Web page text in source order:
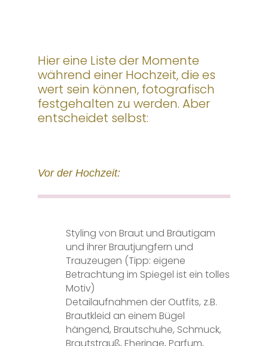
Hier eine Liste der Momente
während einer Hochzeit, die es
wert sein können, fotografisch
festgehalten zu werden. Aber
entscheidet selbst:
Vor der Hochzeit:
Styling von Braut und Bräutigam
und ihrer Brautjungfern und
Trauzeugen (Tipp: eigene
Betrachtung im Spiegel ist ein tolles
Motiv)
Detailaufnahmen der Outfits, z.B.
Brautkleid an einem Bügel
hängend, Brautschuhe, Schmuck,